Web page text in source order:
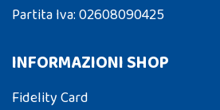
Partita Iva: 02608090425
INFORMAZIONI SHOP
Fidelity Card